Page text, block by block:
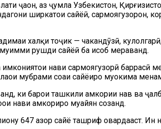
ҷаҳон, аз ҷумла Узбекистон,
ширкатҳои сайёҳӣ, сармоягузорон,
халқи тоҷик — чакандӯзӣ, кулолгарӣ,
рушди сайёҳӣ ба ҳисоб мераванд.
нави сармоягузорӣ баррасӣ
мубрами соҳаи сайёҳиро муҳокима
ки барои ташкили ҳамкории нав ва
нави ҳамкориро муайян созанд.
647 ҳазор сайёҳ ташриф овардааст.